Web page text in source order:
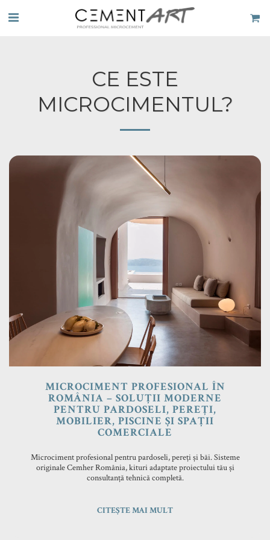
CE ESTE
MICROCIMENTUL?
MICROCIMENT PROFESIONAL ÎN
ROMÂNIA – SOLUȚII MODERNE
PENTRU PARDOSELI, PEREȚI,
MOBILIER, PISCINE ȘI SPAȚII
COMERCIALE
Microciment profesional pentru pardoseli, pereți și băi. Sisteme
originale Cemher România, kituri adaptate proiectului tău și
consultanță tehnică completă.
CITEȘTE MAI MULT